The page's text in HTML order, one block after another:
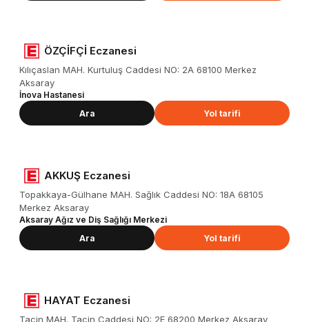
ÖZÇİFÇİ Eczanesi
Kılıçaslan MAH. Kurtuluş Caddesi NO: 2A 68100 Merkez
Aksaray
İnova Hastanesi
Ara
Yol tarifi
AKKUŞ Eczanesi
Topakkaya-Gülhane MAH. Sağlık Caddesi NO: 18A 68105
Merkez Aksaray
Aksaray Ağız ve Diş Sağlığı Merkezi
Ara
Yol tarifi
HAYAT Eczanesi
Tacin MAH. Tacin Caddesi NO: 2E 68200 Merkez Aksaray